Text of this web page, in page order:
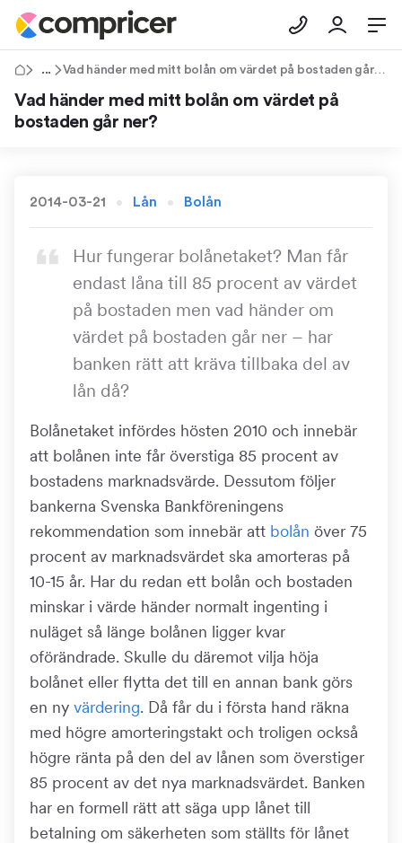
Tips & Råd Vad händer med mitt bolån om värdet på bostaden går ner?
Vad händer med mitt bolån om värdet på
bostaden går ner?
2014-03-21 Lån Bolån
Hur fungerar bolånetaket? Man får
endast låna till 85 procent av värdet
på bostaden men vad händer om
värdet på bostaden går ner – har
banken rätt att kräva tillbaka del av
lån då?
Bolånetaket infördes hösten 2010 och innebär
att bolånen inte får överstiga 85 procent av
bostadens marknadsvärde. Dessutom följer
bankerna Svenska Bankföreningens
rekommendation som innebär att bolån över 75
procent av marknadsvärdet ska amorteras på
10-15 år. Har du redan ett bolån och bostaden
minskar i värde händer normalt ingenting i
nuläget så länge bolånen ligger kvar
oförändrade. Skulle du däremot vilja höja
bolånet eller flytta det till en annan bank görs
en ny värdering. Då får du i första hand räkna
med högre amorteringstakt och troligen också
högre ränta på den del av lånen som överstiger
85 procent av det nya marknadsvärdet. Banken
har en formell rätt att säga upp lånet till
betalning om säkerheten som ställts för lånet